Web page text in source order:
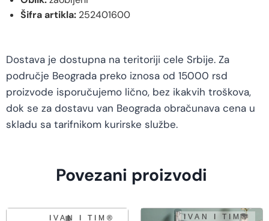
Šifra artikla: 252401600
Dostava je dostupna na teritoriji cele Srbije. Za
područje Beograda preko iznosa od 15000 rsd
proizvode isporučujemo lično, bez ikakvih troškova,
dok se za dostavu van Beograda obračunava cena u
skladu sa tarifnikom kurirske službe.
Povezani proizvodi